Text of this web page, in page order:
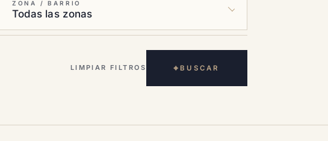
ZONA / BARRIO
LIMPIAR FILTROS ⌖BUSCAR